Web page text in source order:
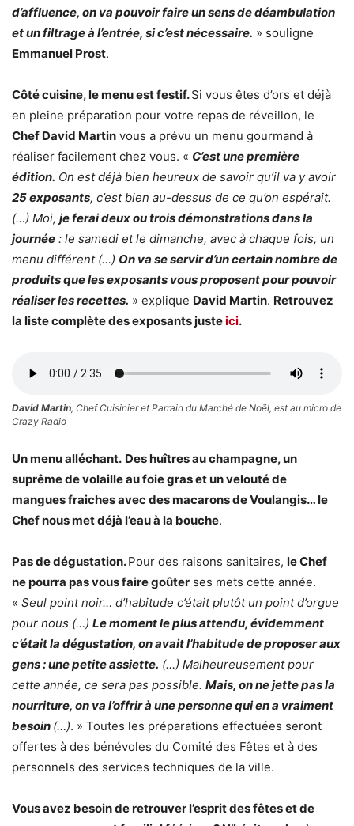
d’affluence, on va pouvoir faire un sens de déambulation
et un filtrage à l’entrée, si c’est nécessaire. » souligne
Emmanuel Prost.
Côté cuisine, le menu est festif.Si vous êtes d’ors et déjà
en pleine préparation pour votre repas de réveillon, le
Chef David Martin vous a prévu un menu gourmand à
réaliser facilement chez vous. « C’est une première
édition. On est déjà bien heureux de savoir qu’il va y avoir
25 exposants, c’est bien au-dessus de ce qu’on espérait.
(…) Moi, je ferai deux ou trois démonstrations dans la
journée : le samedi et le dimanche, avec à chaque fois, un
menu différent (…) On va se servir d’un certain nombre de
produits que les exposants vous proposent pour pouvoir
réaliser les recettes. » explique David Martin. Retrouvez
la liste complète des exposants justeici.
David Martin, Chef Cuisinier et Parrain du Marché de Noël, est au micro de
Crazy Radio
Un menu alléchant. Des huîtres au champagne, un
suprême de volaille au foie gras et un velouté de
mangues fraiches avec des macarons de Voulangis… le
Chef nous met déjà l’eau à la bouche.
Pas de dégustation.Pour des raisons sanitaires, le Chef
ne pourra pas vous faire goûter ses mets cette année.
« Seul point noir… d’habitude c’était plutôt un point d’orgue
pour nous (…) Le moment le plus attendu, évidemment
c’était la dégustation, on avait l’habitude de proposer aux
gens : une petite assiette. (…) Malheureusement pour
cette année, ce sera pas possible. Mais, on ne jette pas la
nourriture, on va l’offrir à une personne qui en a vraiment
besoin (…). » Toutes les préparations effectuées seront
offertes à des bénévoles du Comité des Fêtes et à des
personnels des services techniques de la ville.
Vous avez besoin de retrouver l’esprit des fêtes et de